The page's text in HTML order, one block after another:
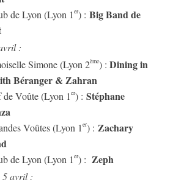
de Lyon (Lyon 1 er) : Big Band de
:
Simone (Lyon 2ème) : Dining in
Béranger & Zahran
Voûte (Lyon 1 er) : Stéphane
Voûtes (Lyon 1 er) : Zachary
de Lyon (Lyon 1 er) : Zeph
5 avril :